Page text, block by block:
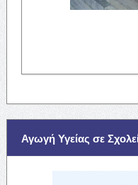
Αγωγή Υγείας σε